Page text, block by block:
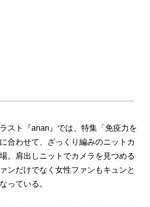
スト『anan』では、特集「免疫力を
合わせて、ざっくり編みのニットカ
。肩出しニットでカメラを見つめる
ンだけでなく女性ファンもキュンと
っている。